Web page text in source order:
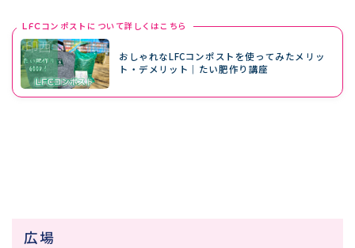
LFCコンポストについて詳しくはこちら
おしゃれなLFCコンポストを使ってみたメリッ
ト・デメリット｜たい肥作り講座
広場